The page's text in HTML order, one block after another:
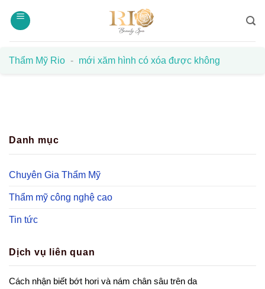
qua
Thẩm Mỹ Rio - mới xăm hình có xóa được không
Danh mục
Chuyên Gia Thẩm Mỹ
Thẩm mỹ công nghệ cao
Tin tức
Dịch vụ liên quan
Cách nhận biết bớt hori và nám chân sâu trên da